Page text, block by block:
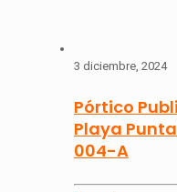
3 diciembre, 2024
Pórtico
Playa
004-A